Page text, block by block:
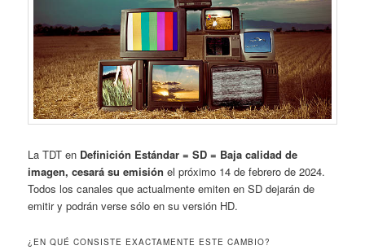
La TDT en Definición Estándar = SD = Baja calidad de
imagen, cesará su emisión el próximo 14 de febrero de 2024.
Todos los canales que actualmente emiten en SD dejarán de
emitir y podrán verse sólo en su versión HD.
¿EN QUÉ CONSISTE EXACTAMENTE ESTE CAMBIO?